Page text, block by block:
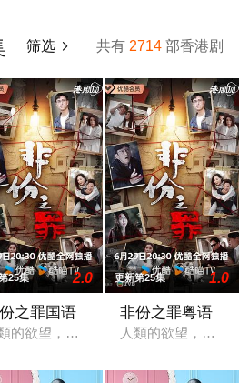
共有 2714 部香港剧
筛选 
25集 2.0
之罪国语
的欲望，可驅使我們超越自我，然而
更新第25集 1.0
非份之罪粤语
人類的欲望，可驅